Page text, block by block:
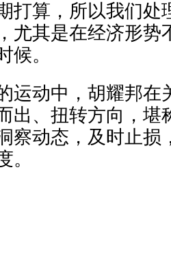
打算，所以我们处
尤其是在经济形势
候。
动中，胡耀邦在
出、扭转方向，堪
察动态，及时止损
。